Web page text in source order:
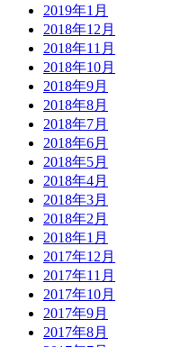
2019年1月
2018年12月
2018年11月
2018年10月
2018年9月
2018年8月
2018年7月
2018年6月
2018年5月
2018年4月
2018年3月
2018年2月
2018年1月
2017年12月
2017年11月
2017年10月
2017年9月
2017年8月